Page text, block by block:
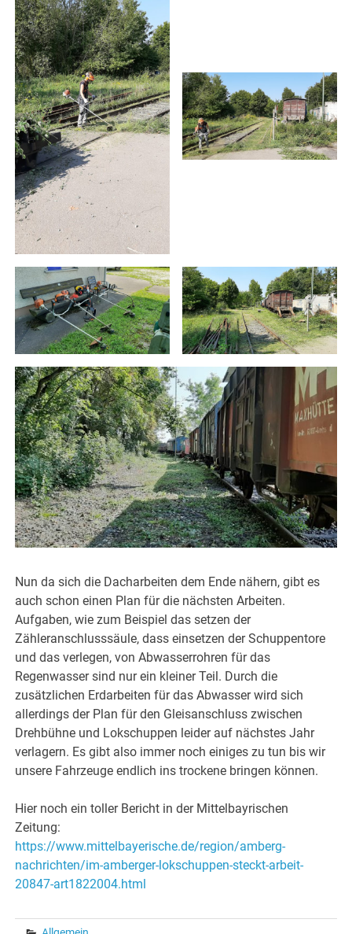
Nun da sich die Dacharbeiten dem Ende nähern, gibt es
auch schon einen Plan für die nächsten Arbeiten.
Aufgaben, wie zum Beispiel das setzen der
Zähleranschlusssäule, dass einsetzen der Schuppentore
und das verlegen, von Abwasserrohren für das
Regenwasser sind nur ein kleiner Teil. Durch die
zusätzlichen Erdarbeiten für das Abwasser wird sich
allerdings der Plan für den Gleisanschluss zwischen
Drehbühne und Lokschuppen leider auf nächstes Jahr
verlagern. Es gibt also immer noch einiges zu tun bis wir
unsere Fahrzeuge endlich ins trockene bringen können.
Hier noch ein toller Bericht in der Mittelbayrischen
Zeitung:
https://www.mittelbayerische.de/region/amberg-
nachrichten/im-amberger-lokschuppen-steckt-arbeit-
20847-art1822004.html